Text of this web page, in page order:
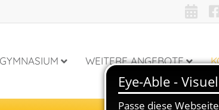
WEITERE ANGEBOTE